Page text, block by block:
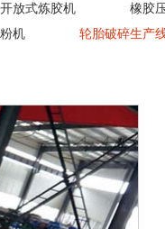
开放式炼胶机 橡胶
机 轮胎破碎生产